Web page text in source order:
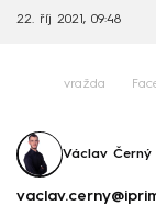
22. říj 2021, 09:48
vražda
Václav Černý